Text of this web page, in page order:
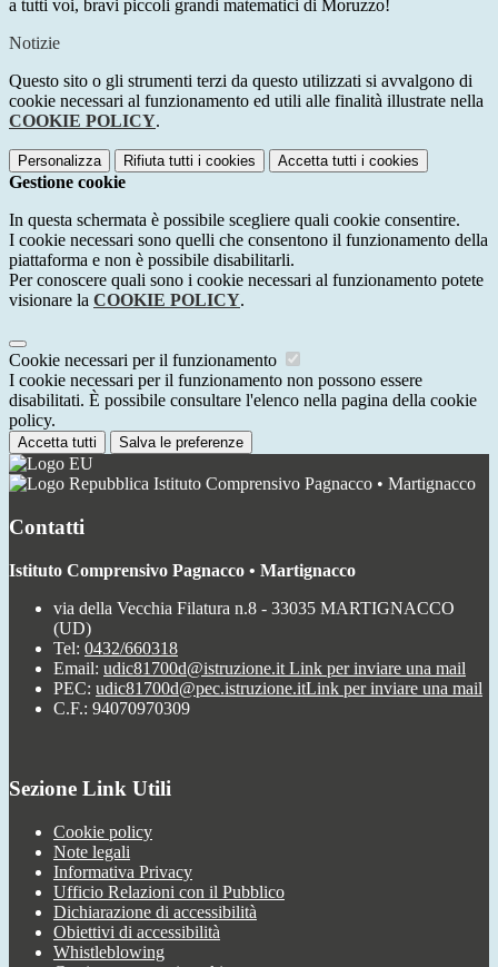
a tutti voi, bravi piccoli grandi matematici di Moruzzo!
Notizie
Questo sito o gli strumenti terzi da questo utilizzati si avvalgono di
cookie necessari al funzionamento ed utili alle finalità illustrate nella
COOKIE POLICY.
Personalizza Rifiuta tutti i cookies Accetta tutti i cookies
Gestione cookie
In questa schermata è possibile scegliere quali cookie consentire.
I cookie necessari sono quelli che consentono il funzionamento della
piattaforma e non è possibile disabilitarli.
Per conoscere quali sono i cookie necessari al funzionamento potete
visionare la COOKIE POLICY.
Cookie necessari per il funzionamento
I cookie necessari per il funzionamento non possono essere
disabilitati. È possibile consultare l'elenco nella pagina della cookie
policy.
Accetta tutti Salva le preferenze
Istituto Comprensivo Pagnacco • Martignacco
Contatti
Istituto Comprensivo Pagnacco • Martignacco
via della Vecchia Filatura n.8 - 33035 MARTIGNACCO
(UD)
Tel: 0432/660318
Email: udic81700d@istruzione.it Link per inviare una mail
PEC: udic81700d@pec.istruzione.itLink per inviare una mail
C.F.: 94070970309
Sezione Link Utili
Cookie policy
Note legali
Informativa Privacy
Ufficio Relazioni con il Pubblico
Dichiarazione di accessibilità
Obiettivi di accessibilità
Whistleblowing